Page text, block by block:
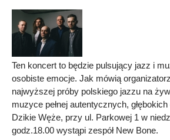
Ten koncert to będzie pulsujący jazz i
osobiste emocje. Jak mówią
najwyższej próby polskiego jazzu na
muzyce pełnej autentycznych,
Dzikie Węże, przy ul. Parkowej 1 w
godz.18.00 wystąpi zespół New Bone.